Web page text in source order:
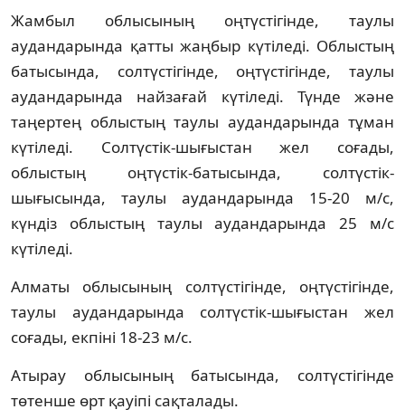
Жамбыл облысының оңтүстігінде, таулы
аудандарында қатты жаңбыр күтіледі. Облыстың
батысында, солтүстігінде, оңтүстігінде, таулы
аудандарында найзағай күтіледі. Түнде және
таңертең облыстың таулы аудандарында тұман
күтіледі. Солтүстік-шығыстан жел соғады,
облыстың оңтүстік-батысында, солтүстік-
шығысында, таулы аудандарында 15-20 м/с,
күндіз облыстың таулы аудандарында 25 м/с
күтіледі.
Алматы облысының солтүстігінде, оңтүстігінде,
таулы аудандарында солтүстік-шығыстан жел
соғады, екпіні 18-23 м/с.
Атырау облысының батысында, солтүстігінде
төтенше өрт қауіпі сақталады.